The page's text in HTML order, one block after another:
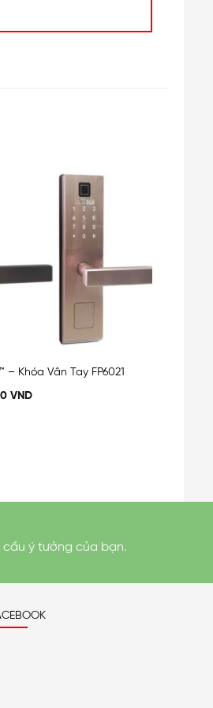
– Khóa Vân Tay FP6021
VND
cầu ý tưởng của bạn.